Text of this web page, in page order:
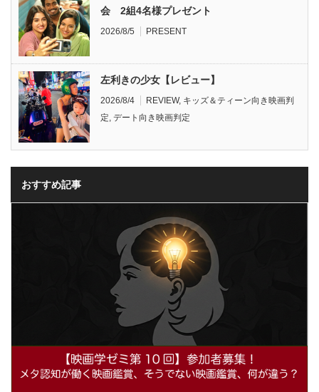
会 2組4名様プレゼント
2026/8/5 PRESENT
左利きの少女【レビュー】
2026/8/4 REVIEW, キッズ＆ティーン向き映画判
定, デート向き映画判定
おすすめ記事